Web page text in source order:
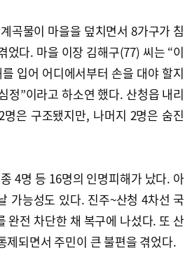
곡물이 마을을 덮치면서 8가구가 침
었다. 마을 이장 김해구(77) 씨는 “이
입어 어디에서부터 손을 대야 할지
정”이라고 하소연 했다. 산청읍 내리
은 구조됐지만, 나머지 2명은 숨진
4명 등 16명의 인명피해가 났다. 아
가능성도 있다. 진주~산청 4차선 국
완전 차단한 채 복구에 나섰다. 또 산
제되면서 주민이 큰 불편을 겪었다.